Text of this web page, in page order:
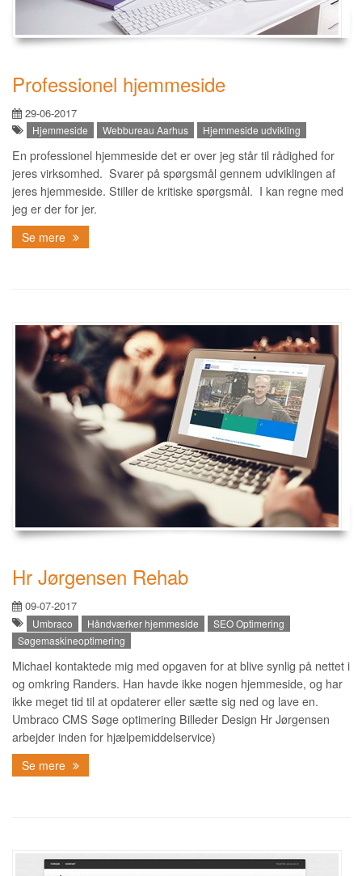
Professionel hjemmeside
29-06-2017
Hjemmeside Webbureau Aarhus Hjemmeside udvikling
En professionel hjemmeside det er over jeg står til rådighed for
jeres virksomhed. Svarer på spørgsmål gennem udviklingen af
jeres hjemmeside. Stiller de kritiske spørgsmål. I kan regne med
jeg er der for jer.
Se mere
Hr Jørgensen Rehab
09-07-2017
Umbraco Håndværker hjemmeside
SEO Optimering
Søgemaskineoptimering
Michael kontaktede mig med opgaven for at blive synlig på nettet i
og omkring Randers. Han havde ikke nogen hjemmeside, og har
ikke meget tid til at opdaterer eller sætte sig ned og lave en.
Umbraco CMS Søge optimering Billeder Design Hr Jørgensen
arbejder inden for hjælpemiddelservice)
Se mere